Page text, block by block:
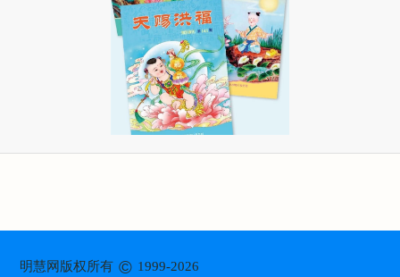
明慧网版权所有© 1999-2026